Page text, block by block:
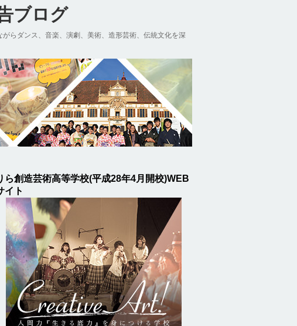
ブログ
らダンス、音楽、演劇、美術、造形芸術、伝統文化を深
ら創造芸術高等学校(平成28年4月開校)WEB
イト